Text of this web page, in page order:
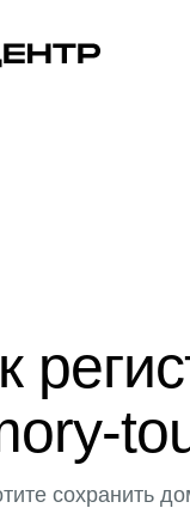
сохранить